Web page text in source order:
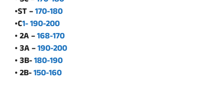
•ST –170-180
•C1- 190-200
• 2A –168-170
• 3A –190-200
• 3B-180-190
• 2B-150-160